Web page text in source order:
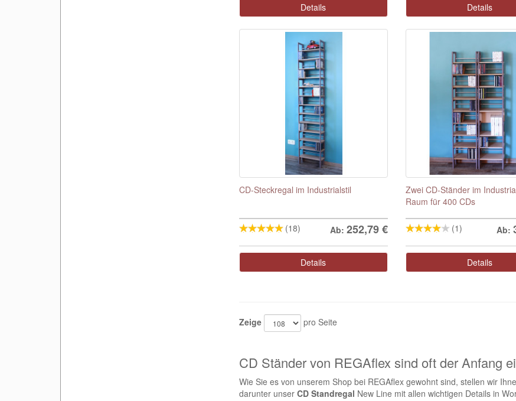
Details Details
CD-Steckregal im Industrialstil
(18) Ab: 252,79€
Details
Zwei CD-Ständer im
Raum für 400 CDs
(1) Ab:
Details
Zeige pro Seite
CD Ständer von REGAflex sind oft der Anfang
Wie Sie es von unserem Shop bei REGAflex gewohnt sind, stellen wir
darunter unser CD Standregal New Line mit allen wichtigen Details in